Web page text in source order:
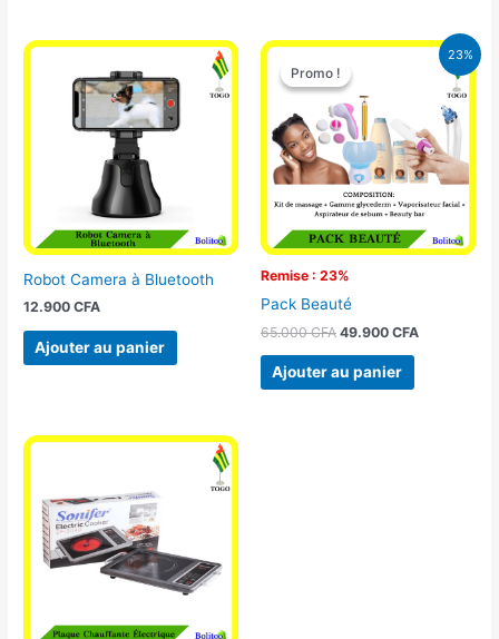
Robot Camera à Bluetooth
12.900CFA
Ajouter au panier
23%
Promo !
Remise : 23%
Promo !
Pack Beauté
65.000CFA
Le
prix
initial
était :
65.000 CFA.
49.900 CFA
Le
prix
actuel
49.900
Ajouter au panier